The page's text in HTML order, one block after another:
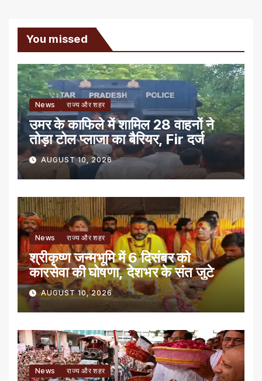
You missed
News राज्य और शहर
उमर के काफिले में शामिल 28 वाहनों ने
तोड़ा टोल प्लाजा का बैरियर, Fir दर्ज
AUGUST 10, 2026
News राज्य और शहर
श्रीकृष्ण जन्मभूमि में 6 दिसंबर को
कारसेवा की घोषणा, देशभर के संत जुटे
AUGUST 10, 2026
News राज्य और शहर